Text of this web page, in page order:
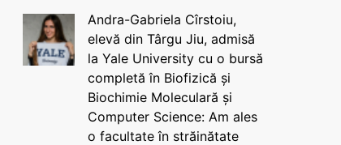
Andra-Gabriela Cîrstoiu,
elevă din Târgu Jiu, admisă
la Yale University cu o bursă
completă în Biofizică și
Biochimie Moleculară și
Computer Science: Am ales
o facultate în străinătate